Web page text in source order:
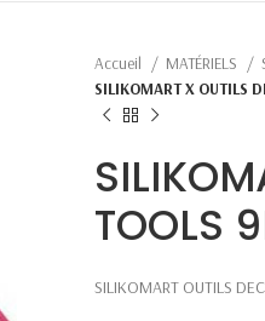
Accueil MATÉRIELS
SILIKOMART X OUTILS
TOOLS
SILIKOMART OUTILS